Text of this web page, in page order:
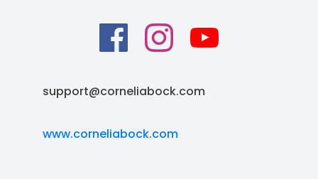
support@corneliabock.com
www.corneliabock.com